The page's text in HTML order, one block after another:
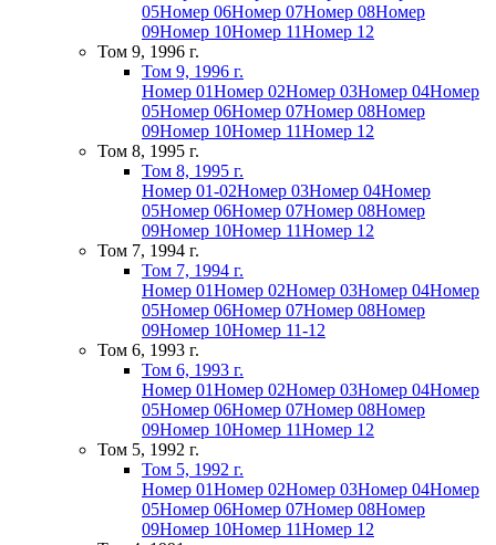
05Номер 06Номер 07Номер 08Номер
09Номер 10Номер 11Номер 12
Том 9, 1996 г.
Том 9, 1996 г.
Номер 01Номер 02Номер 03Номер 04Номер
05Номер 06Номер 07Номер 08Номер
09Номер 10Номер 11Номер 12
Том 8, 1995 г.
Том 8, 1995 г.
Номер 01-02Номер 03Номер 04Номер
05Номер 06Номер 07Номер 08Номер
09Номер 10Номер 11Номер 12
Том 7, 1994 г.
Том 7, 1994 г.
Номер 01Номер 02Номер 03Номер 04Номер
05Номер 06Номер 07Номер 08Номер
09Номер 10Номер 11-12
Том 6, 1993 г.
Том 6, 1993 г.
Номер 01Номер 02Номер 03Номер 04Номер
05Номер 06Номер 07Номер 08Номер
09Номер 10Номер 11Номер 12
Том 5, 1992 г.
Том 5, 1992 г.
Номер 01Номер 02Номер 03Номер 04Номер
05Номер 06Номер 07Номер 08Номер
09Номер 10Номер 11Номер 12